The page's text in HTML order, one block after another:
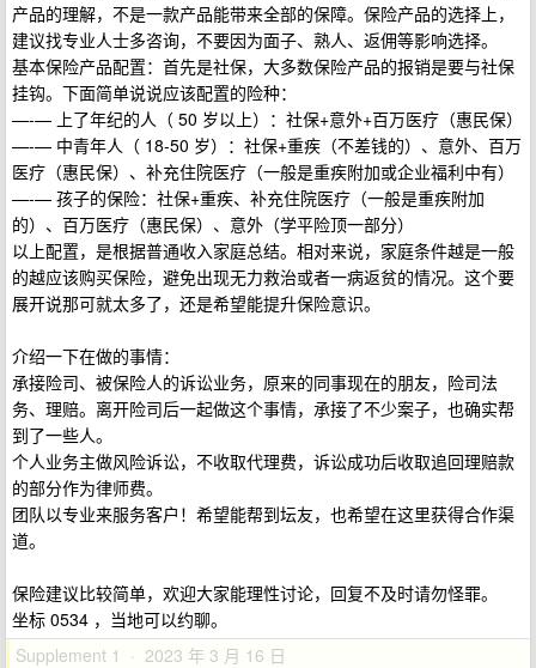
产品的理解，不是一款产品能带来全部的保障。保险产品的选择上，
建议找专业人士多咨询，不要因为面子、熟人、返佣等影响选择。
基本保险产品配置：首先是社保，大多数保险产品的报销是要与社保
挂钩。下面简单说说应该配置的险种：
—-— 上了年纪的人（ 50 岁以上）：社保+意外+百万医疗（惠民保）
—-— 中青年人（ 18-50 岁）：社保+重疾（不差钱的）、意外、百万
医疗（惠民保）、补充住院医疗（一般是重疾附加或企业福利中有）
—-— 孩子的保险：社保+重疾、补充住院医疗（一般是重疾附加
的）、百万医疗（惠民保）、意外（学平险顶一部分）
以上配置，是根据普通收入家庭总结。相对来说，家庭条件越是一般
的越应该购买保险，避免出现无力救治或者一病返贫的情况。这个要
展开说那可就太多了，还是希望能提升保险意识。
介绍一下在做的事情：
承接险司、被保险人的诉讼业务，原来的同事现在的朋友，险司法
务、理赔。离开险司后一起做这个事情，承接了不少案子，也确实帮
到了一些人。
个人业务主做风险诉讼，不收取代理费，诉讼成功后收取追回理赔款
的部分作为律师费。
团队以专业来服务客户！希望能帮到坛友，也希望在这里获得合作渠
道。
保险建议比较简单，欢迎大家能理性讨论，回复不及时请勿怪罪。
坐标 0534 ，当地可以约聊。
Supplement 1 · 2023 年 3 月 16 日